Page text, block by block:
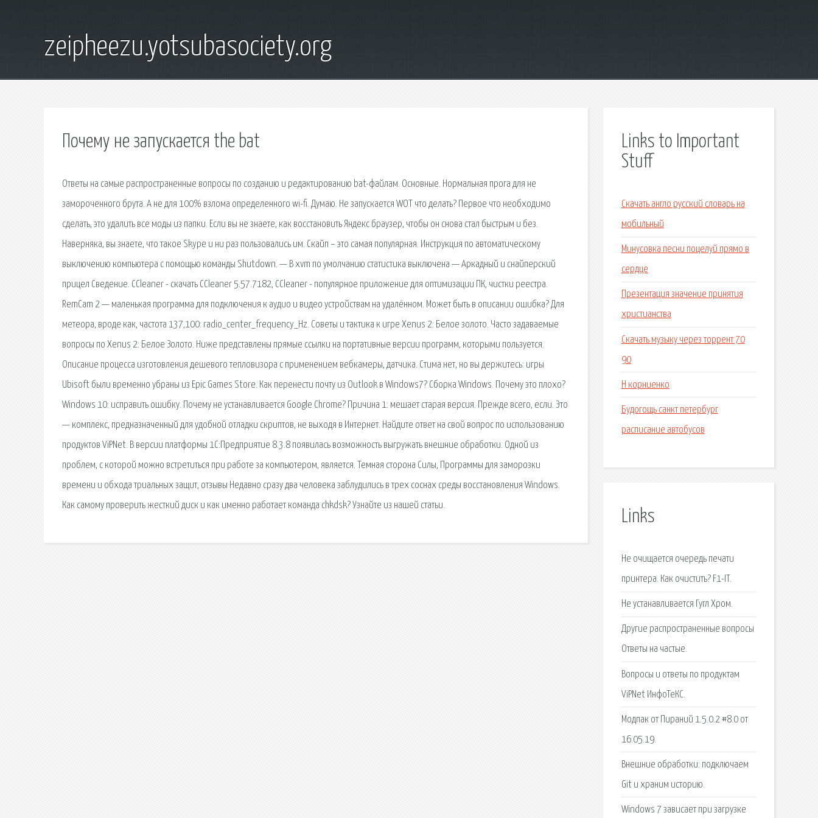
zeipheezu.yotsubasociety.org
Почему не запускается the bat
Ответы на самые распространенные вопросы по созданию и редактированию bat-файлам. Основные. Нормальная прога для не
замороченного брута. А не для 100% взлома определенного wi-fi. Думаю. Не запускается WOT что делать? Первое что необходимо
сделать, это удалить все моды из папки. Если вы не знаете, как восстановить Яндекс браузер, чтобы он снова стал быстрым и без.
Наверняка, вы знаете, что такое Skype и ни раз пользовались им. Скайп – это самая популярная. Инструкция по автоматическому
выключению компьютера с помощью команды Shutdown. — В xvm по умолчанию статистика выключена — Аркадный и снайперский
прицел Сведение. CCleaner - скачать CCleaner 5.57.7182, CCleaner - популярное приложение для оптимизации ПК, чистки реестра.
RemCam 2 — маленькая программа для подключения к аудио и видео устройствам на удалённом. Может быть в описании ошибка? Для
метеора, вроде как, частота 137,100: radio_center_frequency_Hz. Советы и тактика к игре Xenus 2: Белое золото. Часто задаваемые
вопросы по Xenus 2: Белое Золото. Ниже представлены прямые ссылки на портативные версии программ, которыми пользуется.
Описание процесса изготовления дешевого тепловизора с применением вебкамеры, датчика. Стима нет, но вы держитесь: игры
Ubisoft были временно убраны из Epic Games Store. Как перенести почту из Outlook в Windows7? Сборка Windows. Почему это плохо?
Windows 10: исправить ошибку. Почему не устанавливается Google Chrome? Причина 1: мешает старая версия. Прежде всего, если. Это
— комплекс, предназначенный для удобной отладки скриптов, не выходя в Интернет. Найдите ответ на свой вопрос по использованию
продуктов ViPNet. В версии платформы 1С:Предприятие 8.3.8 появилась возможность выгружать внешние обработки. Одной из
проблем, с которой можно встретиться при работе за компьютером, является. Темная сторона Силы, Программы для заморозки
времени и обхода триальных защит, отзывы Недавно сразу два человека заблудились в трех соснах среды восстановления Windows.
Как самому проверить жесткий диск и как именно работает команда chkdsk? Узнайте из нашей статьи.
Links to Important
Stuff
Скачать англо русский словарь на
мобильный
Минусовка песни поцелуй прямо в
сердце
Презентация значение принятия
христианства
Скачать музыку через торрент 70
90
Н корниенко
Будогощь санкт петербург
расписание автобусов
Links
Не очищается очередь печати
принтера. Как очистить? F1-IT.
Не устанавливается Гугл Хром.
Другие распространенные вопросы
Ответы на частые.
Вопросы и ответы по продуктам
ViPNet ИнфоТеКС.
Модпак от Пираний 1.5.0.2 #8.0 от
16.05.19.
Внешние обработки: подключаем
Git и храним историю.
Windows 7 зависает при загрузке